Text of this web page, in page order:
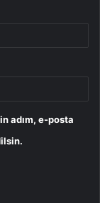
adım, e-posta